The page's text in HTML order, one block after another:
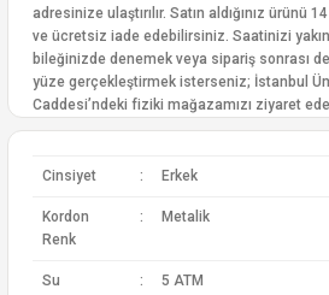
adresinize ulaştırılır. Satın aldığınız ürünü
ve ücretsiz iade edebilirsiniz. Saatinizi
bileğinizde denemek veya sipariş sonrası
yüze gerçekleştirmek isterseniz; İstanbul
Caddesi’ndeki fiziki mağazamızı ziyaret
Cinsiyet : Erkek
Kordon
Renk
: Metalik
Su
: 5 ATM